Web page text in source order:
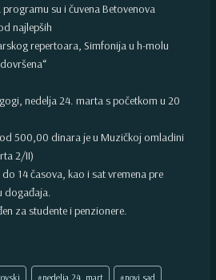
su i čuvena Betovenova
najlepših
repertoara, Simfonija u h-molu
nedelja 24. marta s početkom u 20
500,00 dinara je u Muzičkoj omladini
2/II)
14 časova, kao i sat vremena pre
događaja.
za studente i penzionere.
#nedelja 24. mart #novi sad